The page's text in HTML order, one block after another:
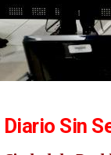
Diario Sin